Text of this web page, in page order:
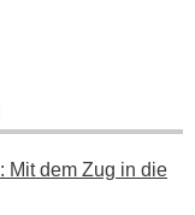
Mit dem Zug in die